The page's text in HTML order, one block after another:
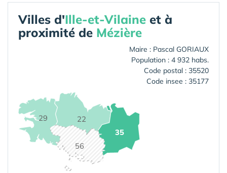
Villes d'Ille-et-Vilaine et à
proximité de Mézière
Maire : Pascal GORIAUX
Population : 4 932 habs.
Code postal : 35520
Code insee : 35177
22
29
35
56